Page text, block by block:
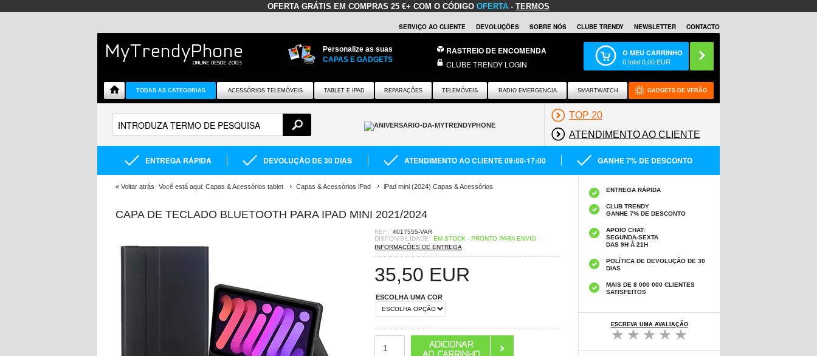
OFERTA GRÁTIS EM COMPRAS 25 €+ COM O CÓDIGO OFERTA - TERMOS
SERVIÇO AO CLIENTE DEVOLUÇÕES SOBRE NÓS CLUBE TRENDY NEWSLETTER CONTACTO
Personalize as suas
CAPAS E GADGETS
RASTREIO DE ENCOMENDA
CLUBE TRENDY LOGIN
O MEU CARRINHO
0total0,00 EUR
TODAS AS CATEGORIAS ACESSÓRIOS TELEMÓVEIS TABLET E IPAD REPARAÇÕES TELEMÓVEIS RADIO EMERGENCIA SMARTWATCH GADGETS DE VERÃO
TOP 20
ATENDIMENTO AO CLIENTE
ENTREGA RÁPIDA DEVOLUÇÃO DE 30 DIAS ATENDIMENTO AO CLIENTE 09:00-17:00 GANHE 7% DE DESCONTO
« Voltar atrás Você está aqui: Capas & Acessórios tablet Capas & Acessórios iPad iPad mini (2024) Capas & Acessórios
CAPA DE TECLADO BLUETOOTH PARA IPAD MINI 2021/2024
REF.: 4017555-VAR
DISPONIBILIDADE: EM STOCK - PRONTO PARA ENVIO
INFORMAÇÕES DE ENTREGA
35,50 EUR
ESCOLHA UMA COR
ENTREGA RÁPIDA
CLUB TRENDY
GANHE 7% DE DESCONTO
APOIO CHAT:
SEGUNDA-SEXTA
DAS 9H À 21H
POLÍTICA DE DEVOLUÇÃO DE 30
DIAS
MAIS DE 8 000 000 CLIENTES
SATISFEITOS
ESCREVA UMA AVALIAÇÃO